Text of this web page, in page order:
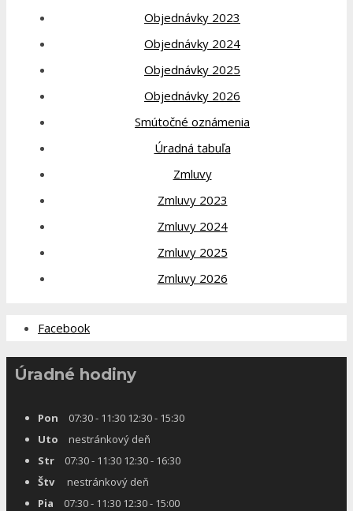
Objednávky 2023
Objednávky 2024
Objednávky 2025
Objednávky 2026
Smútočné oznámenia
Úradná tabuľa
Zmluvy
Zmluvy 2023
Zmluvy 2024
Zmluvy 2025
Zmluvy 2026
Facebook
Úradné hodiny
Pon 07:30 - 11:30 12:30 - 15:30
Uto nestránkový deň
Str 07:30 - 11:30 12:30 - 16:30
Štvnestránkový deň
Pia 07:30 - 11:30 12:30 - 15:00